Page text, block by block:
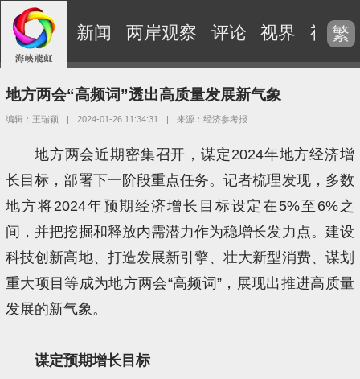
新闻 两岸观察 评论 视界 视频
繁
地方两会“高频词”透出高质量发展新气象
编辑：王瑞颖 | 2024-01-26 11:34:31 | 来源：经济参考报
地方两会近期密集召开，谋定2024年地方经济增
长目标，部署下一阶段重点任务。记者梳理发现，多数
地方将2024年预期经济增长目标设定在5%至6%之
间，并把挖掘和释放内需潜力作为稳增长发力点。建设
科技创新高地、打造发展新引擎、壮大新型消费、谋划
重大项目等成为地方两会“高频词”，展现出推进高质量
发展的新气象。
谋定预期增长目标